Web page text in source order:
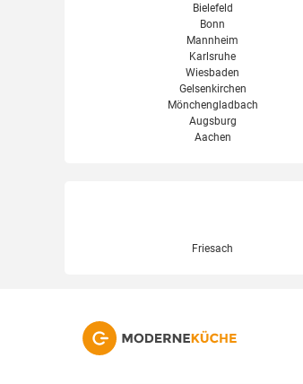
Bielefeld
Bonn
Mannheim
Karlsruhe
Wiesbaden
Gelsenkirchen
Mönchengladbach
Augsburg
Aachen
Friesach